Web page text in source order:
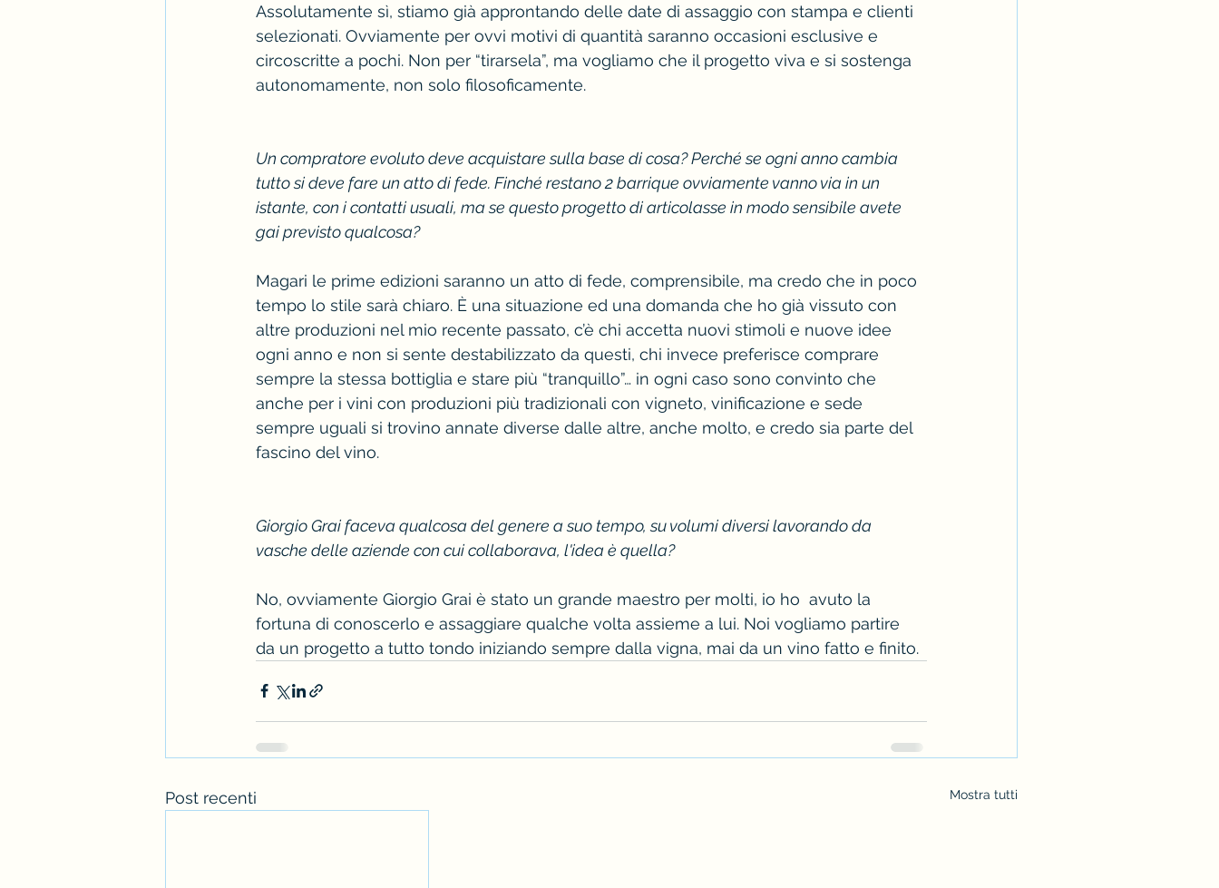
Assolutamente sì, stiamo già approntando delle date di assaggio con stampa e clienti
selezionati. Ovviamente per ovvi motivi di quantità saranno occasioni esclusive e
circoscritte a pochi. Non per “tirarsela”, ma vogliamo che il progetto viva e si sostenga
autonomamente, non solo filosoficamente.
Un compratore evoluto deve acquistare sulla base di cosa? Perché se ogni anno cambia
tutto si deve fare un atto di fede. Finché restano 2 barrique ovviamente vanno via in un
istante, con i contatti usuali, ma se questo progetto di articolasse in modo sensibile avete
gai previsto qualcosa?
Magari le prime edizioni saranno un atto di fede, comprensibile, ma credo che in poco
tempo lo stile sarà chiaro. È una situazione ed una domanda che ho già vissuto con
altre produzioni nel mio recente passato, c’è chi accetta nuovi stimoli e nuove idee
ogni anno e non si sente destabilizzato da questi, chi invece preferisce comprare
sempre la stessa bottiglia e stare più “tranquillo”… in ogni caso sono convinto che
anche per i vini con produzioni più tradizionali con vigneto, vinificazione e sede
sempre uguali si trovino annate diverse dalle altre, anche molto, e credo sia parte del
fascino del vino.
Giorgio Grai faceva qualcosa del genere a suo tempo, su volumi diversi lavorando da
vasche delle aziende con cui collaborava, l'idea è quella?
No, ovviamente Giorgio Grai è stato un grande maestro per molti, io ho  avuto la
fortuna di conoscerlo e assaggiare qualche volta assieme a lui. Noi vogliamo partire
da un progetto a tutto tondo iniziando sempre dalla vigna, mai da un vino fatto e finito.
Post recenti Mostra tutti